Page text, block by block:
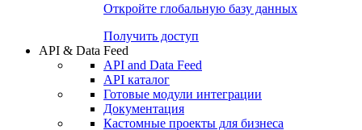
Откройте глобальную базу данных
Получить доступ
API & Data Feed
API and Data Feed
API каталог
Готовые модули интеграции
Документация
Кастомные проекты для бизнеса